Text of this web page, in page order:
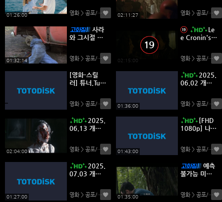
01:26:00
[메가 샤크 어
택]
영화 > 공포/스릴러 (0)
02:11:27
린 농노들 십
일조
영화 > 공포/스릴러
01:32:14
사라
와 그시절 추
수밭의 아이
들] 시련의 때
영화 > 공포/스릴러 (0)02:15:00
Le
e Cronin's t
영화 > 공포/스릴러
[영화-스릴
러] 튜너.Tun
80p.한글자
막
영화 > 공포/스릴러 (0)01:36:00
2025.
06.02 개봉 -
p] 배드 지니
어스
영화 > 공포/스릴러
02:04:00
2025.
06.13 개봉 -
p] 퀸메리호
저주받은 항영화 > 공포/스릴러 (0)01:43:00
[FHD
1080p] 나는
영화 > 공포/스릴러
01:27:00
2025.
07.03 개봉 -
p] 블랙 크록
영화 > 공포/스릴러 (0)01:35:00
예측
불가능 미지
수 스릴러 [루
프트랙]
영화 > 공포/스릴러